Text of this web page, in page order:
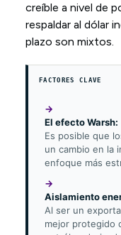
creíble a nivel de
respaldar al dólar
plazo son mixtos.
FACTORES CLAVE
El efecto Warsh:
Es posible que
un cambio en la
enfoque más
Aislamiento
Al ser un
mejor protegido